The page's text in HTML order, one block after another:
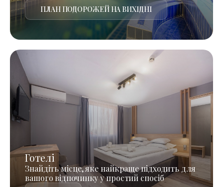
ПЛАН ПОДОРОЖЕЙ НА ВИХІДНІ
Готелі
Знайдіть місце, яке найкраще підходить для
вашого відпочинку у простий спосіб